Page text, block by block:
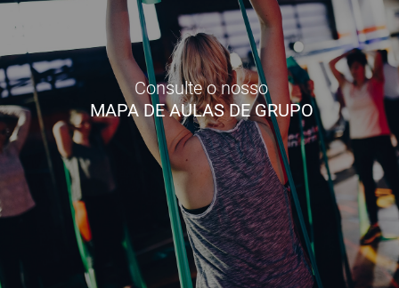
Consulte o nosso
MAPA DE AULAS DE GRUPO